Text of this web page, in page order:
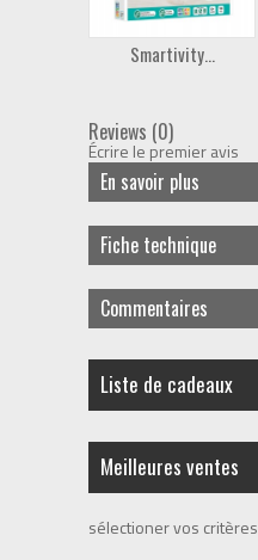
Smartivity...
Reviews (0)
Écrire le premier avis
En savoir plus
Fiche technique
Commentaires
Liste de cadeaux
Meilleures ventes
sélectioner vos critères